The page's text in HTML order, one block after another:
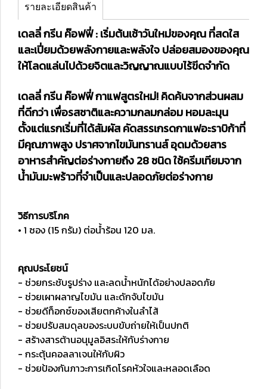
รายละเอียดสินค้า
เดลลี่ กรีน ค๊อฟฟี่ : เริ่มต้นเช้าวันใหม่ของคุณ ที่สดใส
และเปี่ยมด้วยพลังกายและพลังใจ ปล่อยสมองของคุณ
ให้โลดแล่นไปด้วยจิตและวิญญาณแบบไร้ขีดจำกัด
เดลลี่ กรีน ค๊อฟฟี่ กาแฟสูตรใหม่! คิดค้นจากส่วนผสม
ที่ดีกว่า เพื่อรสชาติและความกลมกล่อม หอมละมุน
ตั้งแต่แรกเริ่มที่ได้สัมผัส คัดสรรเกรดกาแฟอะราบิก้าที่
มีคุณภาพสูง ปราศจากไขมันทรานส์ อุดมด้วยสาร
อาหารสำคัญต่อร่างกายถึง 28 ชนิด ใช้ครีมเทียมจาก
น้ำมันมะพร้าวที่จำเป็นและปลอดภัยต่อร่างกาย
วิธีการบริโภค
• 1 ซอง (15 กรัม) ต่อน้ำร้อน 120 มล.
คุณประโยชน์
- ช่วยกระชับรูปร่าง และลดน้ำหนักได้อย่างปลอดภัย
- ช่วยเผาผลาญไขมัน และดักจับไขมัน
- ช่วยดีท็อกซ์ของเสียตกค้างในลำไส้
- ช่วยปรับสมดุลของระบบขับถ่ายให้เป็นปกติ
- สร้างสารต้านอนุมูลอิสระให้กับร่างกาย
- กระตุ้นคอลลาเจนให้กับผิว
- ช่วยป้องกันภาวะการเกิดโรคหัวใจและหลอดเลือด